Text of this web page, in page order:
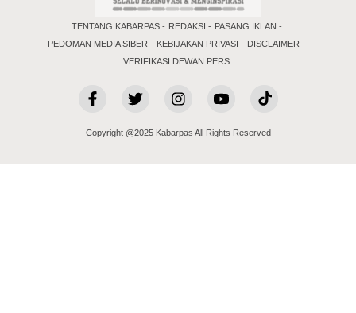
TENTANG KABARPAS REDAKSI
PASANG IKLAN
PEDOMAN MEDIA SIBER
KEBIJAKAN PRIVASI
DISCLAIMER
VERIFIKASI DEWAN PERS
Copyright @2025 Kabarpas All Rights Reserved